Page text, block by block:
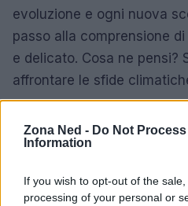
Zona Ned - Do Not
Information
If you wish to opt-out of the
processing of your personal or
evoluzione e ogni nuova
passo alla comprensione
e delicato. Cosa ne pensi?
affrontare le sfide
AUTORE